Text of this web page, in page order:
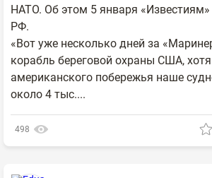
НАТО. Об этом 5 января
РФ.
«Вот уже несколько дней за
корабль береговой охраны США,
американского побережья наше
около 4 тыс....
498